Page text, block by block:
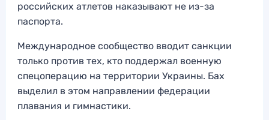
российских атлетов наказывают не из-за
паспорта.
Международное сообщество вводит санкции
только против тех, кто поддержал военную
спецоперацию на территории Украины. Бах
выделил в этом направлении федерации
плавания и гимнастики.